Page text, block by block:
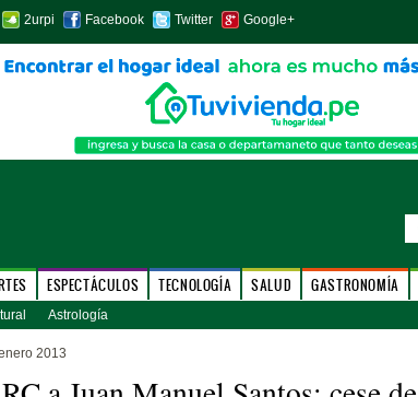
2urpi Facebook Twitter Google+
ESPECTÁCULOS TECNOLOGÍA SALUD GASTRONOMÍA
Astrología
2013